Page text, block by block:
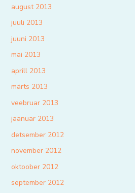
august 2013
juuli 2013
juuni 2013
mai 2013
aprill 2013
märts 2013
veebruar 2013
jaanuar 2013
detsember 2012
november 2012
oktoober 2012
september 2012